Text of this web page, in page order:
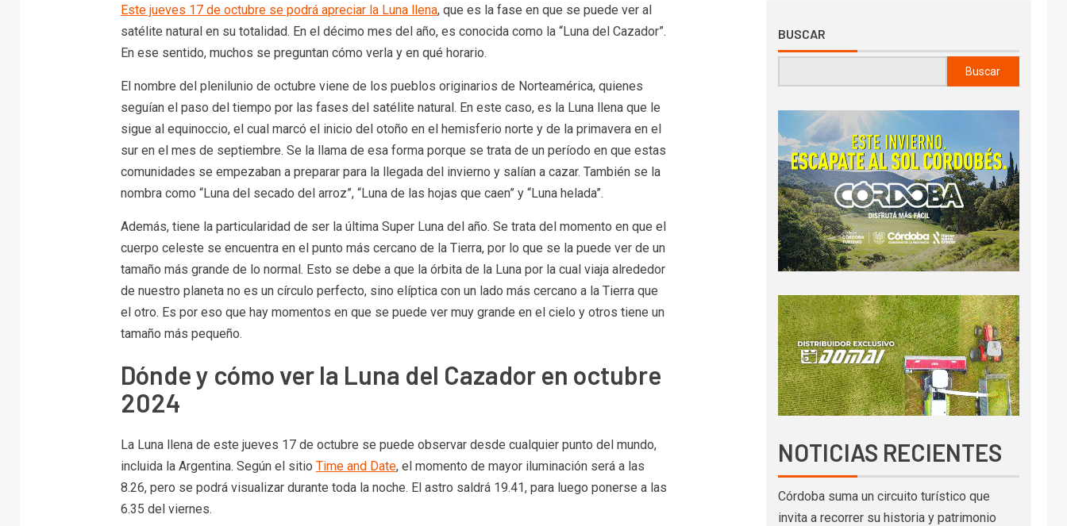
Este jueves 17 de octubre se podrá apreciar la Luna llena, que es la fase en que se puede ver al
satélite natural en su totalidad. En el décimo mes del año, es conocida como la “Luna del Cazador”.
En ese sentido, muchos se preguntan cómo verla y en qué horario.
El nombre del plenilunio de octubre viene de los pueblos originarios de Norteamérica, quienes
seguían el paso del tiempo por las fases del satélite natural. En este caso, es la Luna llena que le
sigue al equinoccio, el cual marcó el inicio del otoño en el hemisferio norte y de la primavera en el
sur en el mes de septiembre. Se la llama de esa forma porque se trata de un período en que estas
comunidades se empezaban a preparar para la llegada del invierno y salían a cazar. También se la
nombra como “Luna del secado del arroz”, “Luna de las hojas que caen” y “Luna helada”.
Además, tiene la particularidad de ser la última Super Luna del año. Se trata del momento en que el
cuerpo celeste se encuentra en el punto más cercano de la Tierra, por lo que se la puede ver de un
tamaño más grande de lo normal. Esto se debe a que la órbita de la Luna por la cual viaja alrededor
de nuestro planeta no es un círculo perfecto, sino elíptica con un lado más cercano a la Tierra que
el otro. Es por eso que hay momentos en que se puede ver muy grande en el cielo y otros tiene un
tamaño más pequeño.
Dónde y cómo ver la Luna del Cazador en octubre
2024
La Luna llena de este jueves 17 de octubre se puede observar desde cualquier punto del mundo,
incluida la Argentina. Según el sitio Time and Date, el momento de mayor iluminación será a las
8.26, pero se podrá visualizar durante toda la noche. El astro saldrá 19.41, para luego ponerse a las
6.35 del viernes.
BUSCAR
Buscar
NOTICIAS RECIENTES
Córdoba suma un circuito turístico que
invita a recorrer su historia y patrimonio